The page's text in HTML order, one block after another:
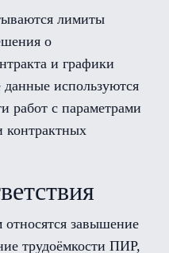
лимиты
о
и графики
используются
работ с параметрами
контрактных
завышение
трудоёмкости ПИР,